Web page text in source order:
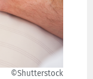
©Shutterstock